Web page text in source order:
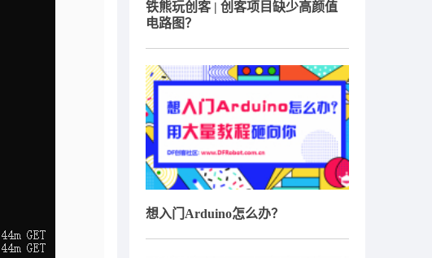
铁熊玩创客 | 创客项目缺少高颜值
电路图？
想入门Arduino怎么办？